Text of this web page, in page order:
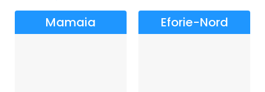
Mamaia Eforie-Nord